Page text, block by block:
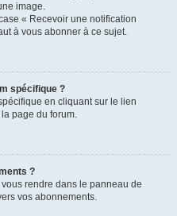
image.
« Recevoir une notification
à vous abonner à ce sujet.
spécifique ?
en cliquant sur le lien
page du forum.
?
rendre dans le panneau de
vos abonnements.